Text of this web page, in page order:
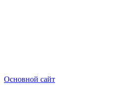
Основной сайт